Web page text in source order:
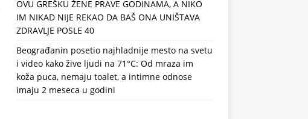
OVU GREŠKU ŽENE PRAVE GODINAMA, A NIKO
IM NIKAD NIJE REKAO DA BAŠ ONA UNIŠTAVA
ZDRAVLJE POSLE 40
Beograđanin posetio najhladnije mesto na svetu
i video kako žive ljudi na 71°C: Od mraza im
koža puca, nemaju toalet, a intimne odnose
imaju 2 meseca u godini